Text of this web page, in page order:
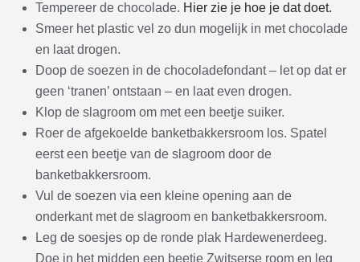
Tempereer de chocolade. Hier zie je hoe je dat doet.
Smeer het plastic vel zo dun mogelijk in met chocolade
en laat drogen.
Doop de soezen in de chocoladefondant – let op dat er
geen ‘tranen’ ontstaan – en laat even drogen.
Klop de slagroom om met een beetje suiker.
Roer de afgekoelde banketbakkersroom los. Spatel
eerst een beetje van de slagroom door de
banketbakkersroom.
Vul de soezen via een kleine opening aan de
onderkant met de slagroom en banketbakkersroom.
Leg de soesjes op de ronde plak Hardewenerdeeg.
Doe in het midden een beetje Zwitserse room en leg